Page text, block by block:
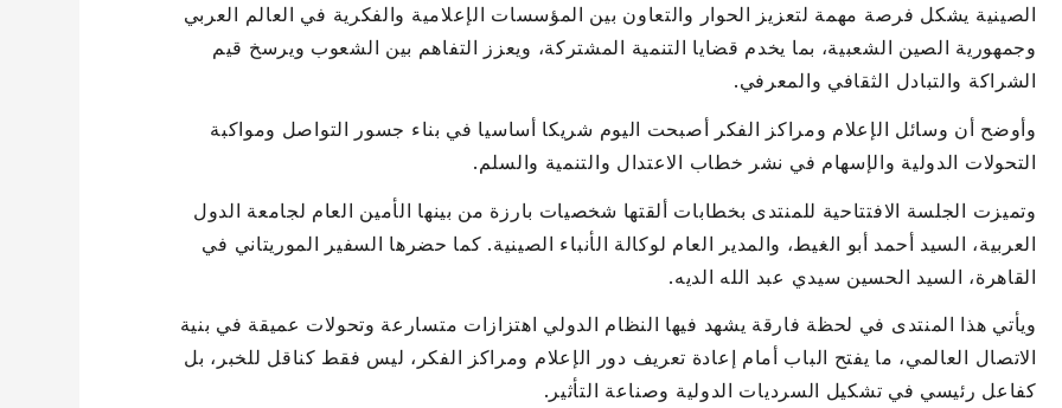
الصينية يشكل فرصة مهمة لتعزيز الحوار والتعاون بين المؤسسات الإعلامية والفكرية في العالم العربي
وجمهورية الصين الشعبية، بما يخدم قضايا التنمية المشتركة، ويعزز التفاهم بين الشعوب ويرسخ قيم
الشراكة والتبادل الثقافي والمعرفي.
وأوضح أن وسائل الإعلام ومراكز الفكر أصبحت اليوم شريكا أساسيا في بناء جسور التواصل ومواكبة
التحولات الدولية والإسهام في نشر خطاب الاعتدال والتنمية والسلم.
وتميزت الجلسة الافتتاحية للمنتدى بخطابات ألقتها شخصيات بارزة من بينها الأمين العام لجامعة الدول
العربية، السيد أحمد أبو الغيط، والمدير العام لوكالة الأنباء الصينية. كما حضرها السفير الموريتاني في
القاهرة، السيد الحسين سيدي عبد الله الديه.
ويأتي هذا المنتدى في لحظة فارقة يشهد فيها النظام الدولي اهتزازات متسارعة وتحولات عميقة في بنية
الاتصال العالمي، ما يفتح الباب أمام إعادة تعريف دور الإعلام ومراكز الفكر، ليس فقط كناقل للخبر، بل
كفاعل رئيسي في تشكيل السرديات الدولية وصناعة التأثير.